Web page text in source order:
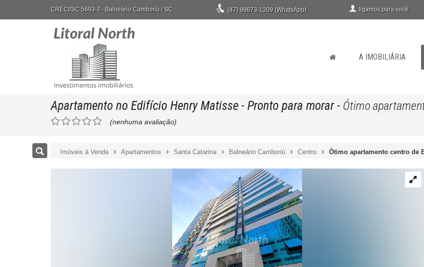
CRECI/SC 5693-J - Balneário Camboriú /SC (47) 99673-1309 (WhatsApp) ligamos para você
A IMOBILIÁRIA
Apartamento no Edifício Henry Matisse - Pronto para morar- Ótimo
(nenhuma avaliação)
Imóveis à Venda Apartamentos Santa Catarina Balneário Camboriú Centro Ótimo apartamento centro de